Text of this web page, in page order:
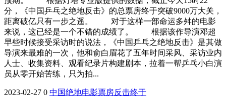
分，《中国乒乓之绝地反击》的总票房终于突破9000万大关，
距离破亿只有一步之遥。 对于这样一部命运多舛的电影
来说，这已经是一个不错的成绩了。 根据该作导演邓超
早些时候接受采访时的说法，《中国乒乓之绝地反击》是其做
导演来最难的一次，他和俞白眉花了五年时间采风、采访业内
人士、收集资料、观看纪录片构建剧本，拉着一帮乒乓小白演
员从零开始苦练，只为拍...
2023-02-27 0 中国绝地电影票房反击终于